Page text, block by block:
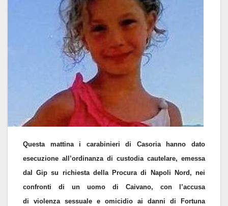
Questa mattina i carabinieri di Casoria hanno dato
esecuzione all’ordinanza di custodia cautelare, emessa
dal Gip su richiesta della Procura di Napoli Nord, nei
confronti di un uomo di Caivano, con l’accusa
di violenza sessuale e omicidio ai danni di Fortuna